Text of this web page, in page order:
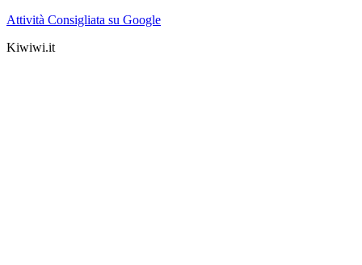
Attività Consigliata su Google
Kiwiwi.it